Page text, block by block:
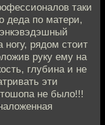
таки
деда по матери,
ногу, рядом стоит
руку ему на
глубина и не
эти
не было!!!